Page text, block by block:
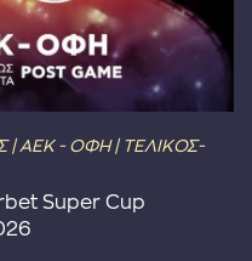
| ΑΕΚ - ΟΦΗ | ΤΕΛΙΚΟΣ-
Super Cup